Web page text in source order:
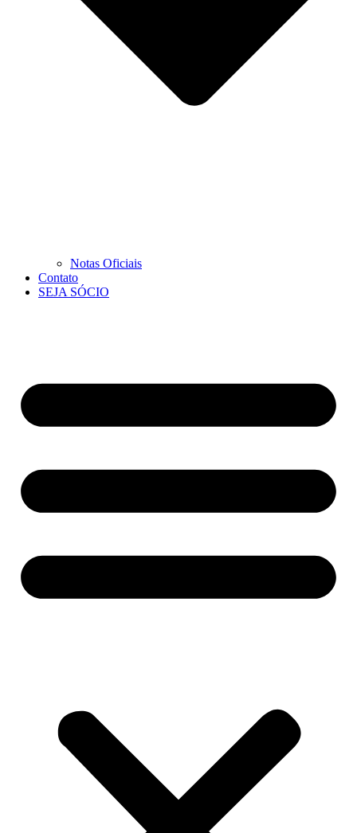
Notas Oficiais
Contato
SEJA SÓCIO